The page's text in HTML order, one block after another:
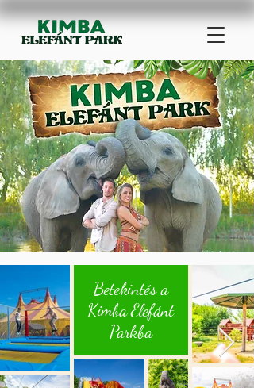
Betekintés a
Kimba Elefánt
Parkba​